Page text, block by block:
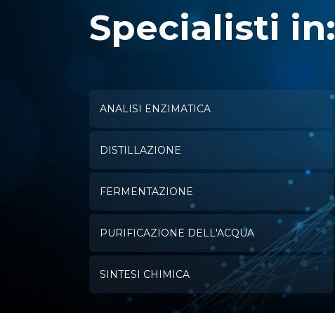
Specialisti in:
ANALISI ENZIMATICA
DISTILLAZIONE
FERMENTAZIONE
PURIFICAZIONE DELL'ACQUA
SINTESI CHIMICA